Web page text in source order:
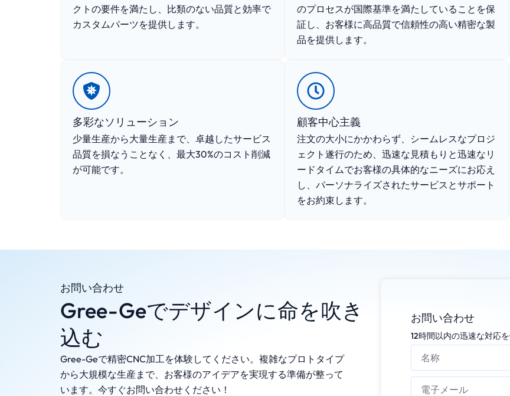
クトの要件を満たし、比類のない品質と効率で
カスタムパーツを提供します。
のプロセスが国際基準を満たしていることを保
証し、お客様に高品質で信頼性の高い精密な製
品を提供します。
多彩なソリューション
少量生産から大量生産まで、卓越したサービス
品質を損なうことなく、最大30%のコスト削減
が可能です。
顧客中心主義
注文の大小にかかわらず、シームレスなプロジ
ェクト遂行のため、迅速な見積もりと迅速なリ
ードタイムでお客様の具体的なニーズにお応え
し、パーソナライズされたサービスとサポート
をお約束します。
お問い合わせ
Gree-Geでデザインに命を吹き
込む
Gree-Geで精密CNC加工を体験してください。複雑なプロトタイプ
から大規模な生産まで、お客様のアイデアを実現する準備が整って
います。今すぐお問い合わせください！
お問い合わせ
12時間以内の迅速な対応